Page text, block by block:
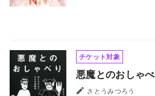
チケット対象
悪魔とのおしゃ
さとうみつろう